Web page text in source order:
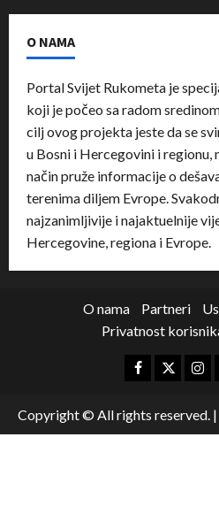
O NAMA
Portal Svijet Rukometa je
koji je počeo sa radom
cilj ovog projekta jeste da se
u Bosni i Hercegovini i
način pruže informacije o
terenima diljem Evrope.
najzanimljivije i najaktuelnije
Hercegovine, regiona i Evrope.
O nama Partneri
Privatnost
Copyright © All rights reserved. |